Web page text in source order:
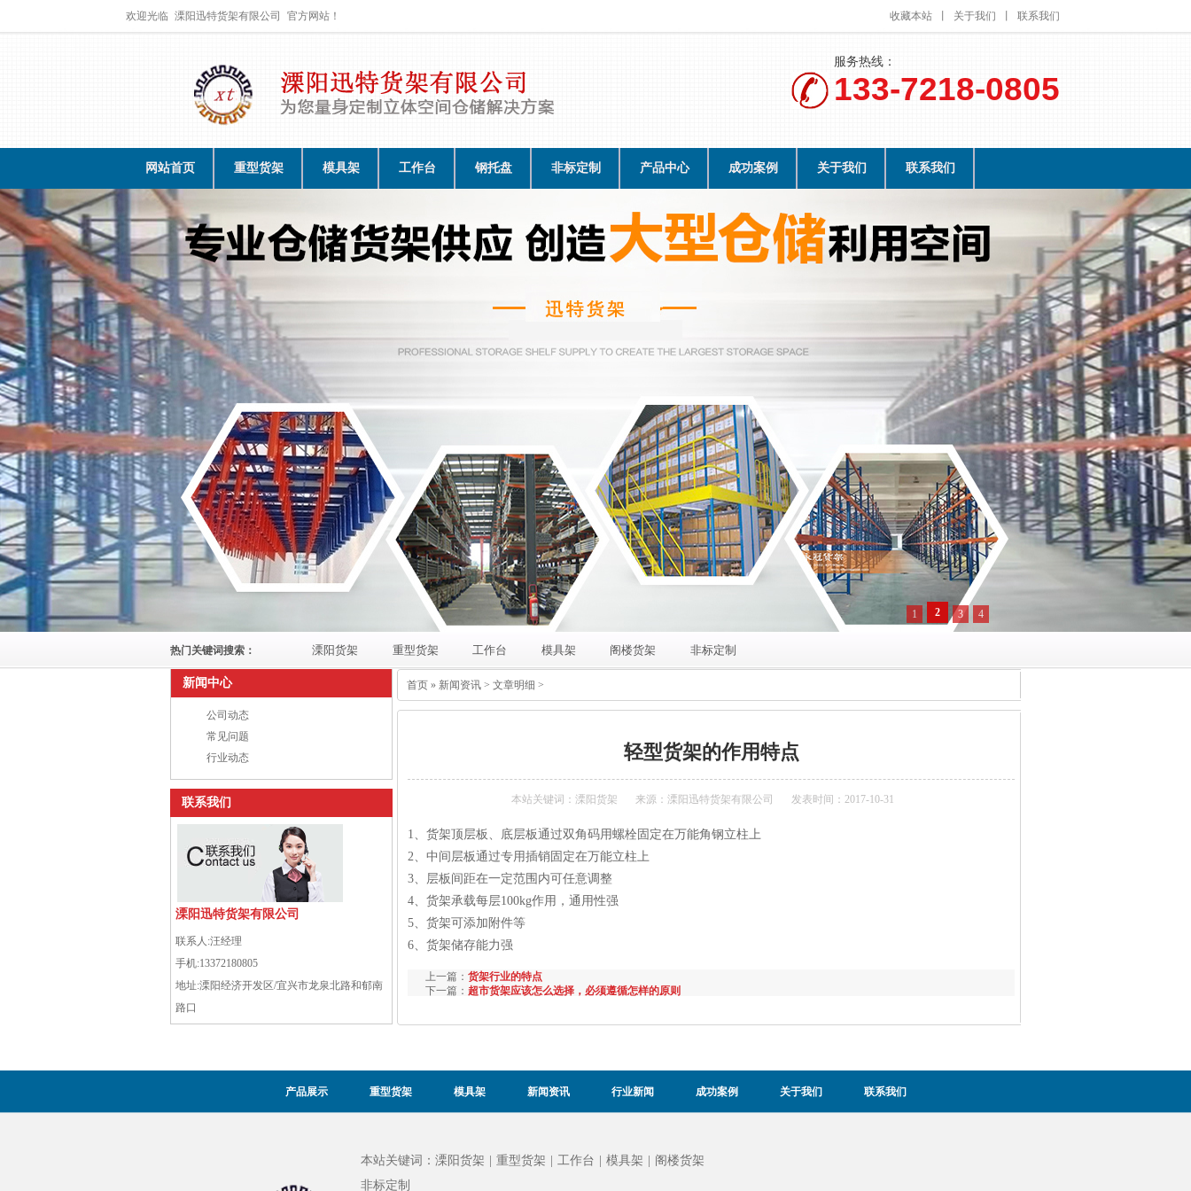
收藏本站 关于我们 联系我们
欢迎光临 溧阳迅特货架有限公司 官方网站！
服务热线：
133-7218-0805
网站首页 重型货架 模具架 工作台 钢托盘 非标定制 产品中心 成功案例 关于我们 联系我们
1 2 3 4
热门关键词搜索： 溧阳货架 重型货架 工作台 模具架 阁楼货架 非标定制
新闻中心
公司动态
常见问题
行业动态
联系我们
溧阳迅特货架有限公司
联系人:汪经理
手机:13372180805
地址:溧阳经济开发区/宜兴市龙泉北路和郁南
路口
首页 » 新闻资讯 > 文章明细 >
轻型货架的作用特点
本站关键词： 溧阳货架 来源：溧阳迅特货架有限公司 发表时间：2017-10-31
1、货架顶层板、底层板通过双角码用螺栓固定在万能角钢立柱上
2、中间层板通过专用插销固定在万能立柱上
3、层板间距在一定范围内可任意调整
4、货架承载每层100kg作用，通用性强
5、货架可添加附件等
6、货架储存能力强
上一篇： 货架行业的特点
下一篇： 超市货架应该怎么选择，必须遵循怎样的原则
产品展示 重型货架 模具架 新闻资讯 行业新闻 成功案例 关于我们 联系我们
本站关键词： 溧阳货架 重型货架 工作台 模具架
阁楼货架
非标定制